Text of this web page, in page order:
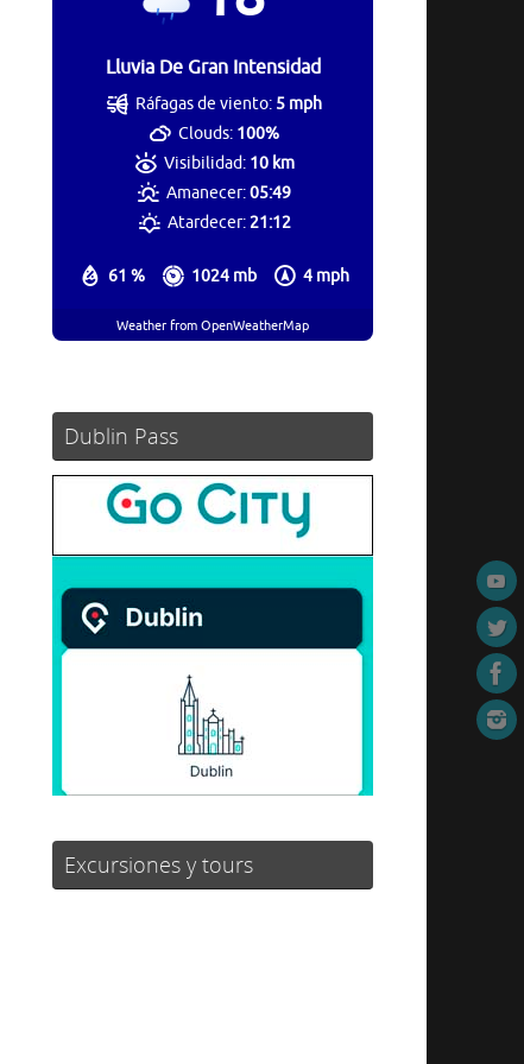
Lluvia De Gran Intensidad
61 % 1024 mb 4 mph
Ráfagas de viento: 5 mph
Clouds: 100%
Visibilidad: 10 km
Amanecer:05:49
Atardecer:21:12
Weather from OpenWeatherMap
Dublin Pass
Excursiones y tours